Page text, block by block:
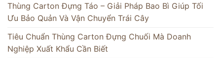
Thùng Carton Đựng Táo – Giải Pháp Bao Bì Giúp Tối
Ưu Bảo Quản Và Vận Chuyển Trái Cây
Tiêu Chuẩn Thùng Carton Đựng Chuối Mà Doanh
Nghiệp Xuất Khẩu Cần Biết